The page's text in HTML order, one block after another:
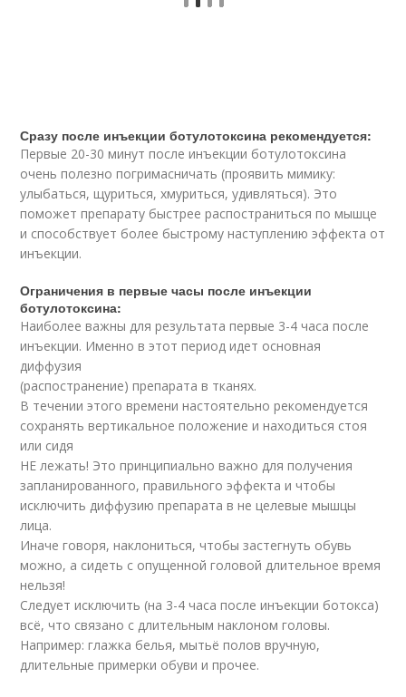
Сразу после инъекции ботулотоксина рекомендуется:
Первые 20-30 минут после инъекции ботулотоксина
очень полезно погримасничать (проявить мимику:
улыбаться, щуриться, хмуриться, удивляться). Это
поможет препарату быстрее распостраниться по мышце
и способствует более быстрому наступлению эффекта от
инъекции.
Ограничения в первые часы после инъекции
ботулотоксина:
Наиболее важны для результата первые 3-4 часа после
инъекции. Именно в этот период идет основная
диффузия
(распостранение) препарата в тканях.
В течении этого времени настоятельно рекомендуется
сохранять вертикальное положение и находиться стоя
или сидя
НЕ лежать! Это принципиально важно для получения
запланированного, правильного эффекта и чтобы
исключить диффузию препарата в не целевые мышцы
лица.
Иначе говоря, наклониться, чтобы застегнуть обувь
можно, а сидеть с опущенной головой длительное время
нельзя!
Следует исключить (на 3-4 часа после инъекции ботокса)
всё, что связано с длительным наклоном головы.
Например: глажка белья, мытьё полов вручную,
длительные примерки обуви и прочее.